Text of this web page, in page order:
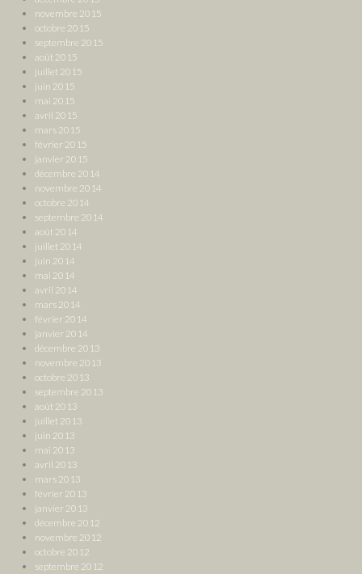
novembre 2015
octobre 2015
septembre 2015
août 2015
juillet 2015
juin 2015
mai 2015
avril 2015
mars 2015
février 2015
janvier 2015
décembre 2014
novembre 2014
octobre 2014
septembre 2014
août 2014
juillet 2014
juin 2014
mai 2014
avril 2014
mars 2014
février 2014
janvier 2014
décembre 2013
novembre 2013
octobre 2013
septembre 2013
août 2013
juillet 2013
juin 2013
mai 2013
avril 2013
mars 2013
février 2013
janvier 2013
décembre 2012
novembre 2012
octobre 2012
septembre 2012